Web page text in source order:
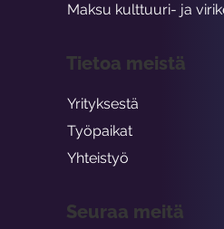
Maksu kulttuuri- ja
Tietoa meistä
Yrityksestä
Työpaikat
Yhteistyö
Seuraa meitä